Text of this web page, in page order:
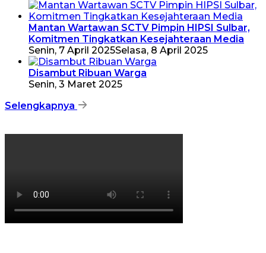
Mantan Wartawan SCTV Pimpin HIPSI Sulbar,
Komitmen Tingkatkan Kesejahteraan Media
Senin, 7 April 2025Selasa, 8 April 2025
Disambut Ribuan Warga
Senin, 3 Maret 2025
Selengkapnya